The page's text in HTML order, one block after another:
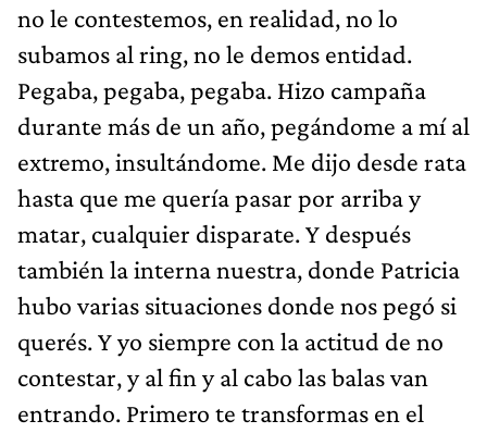
no le contestemos, en realidad, no lo
subamos al ring, no le demos entidad.
Pegaba, pegaba, pegaba. Hizo campaña
durante más de un año, pegándome a mí al
extremo, insultándome. Me dijo desde rata
hasta que me quería pasar por arriba y
matar, cualquier disparate. Y después
también la interna nuestra, donde Patricia
hubo varias situaciones donde nos pegó si
querés. Y yo siempre con la actitud de no
contestar, y al fin y al cabo las balas van
entrando. Primero te transformas en el